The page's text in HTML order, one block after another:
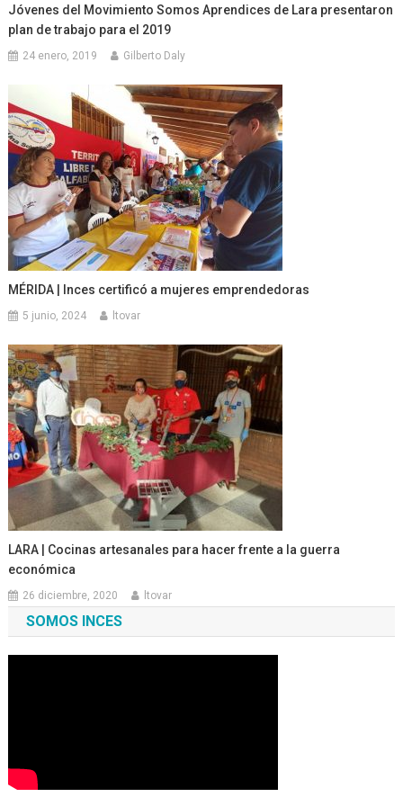
Jóvenes del Movimiento Somos Aprendices de Lara presentaron
plan de trabajo para el 2019
24 enero, 2019 Gilberto Daly
MÉRIDA | Inces certificó a mujeres emprendedoras
5 junio, 2024 ltovar
LARA | Cocinas artesanales para hacer frente a la guerra
económica
26 diciembre, 2020 ltovar
SOMOS INCES